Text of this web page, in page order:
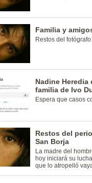
Familia y
Restos del
Nadine
familia de Ivo
Espera que casos
Restos del
San Borja
La madre del
hoy iniciará su
que lo atropelló